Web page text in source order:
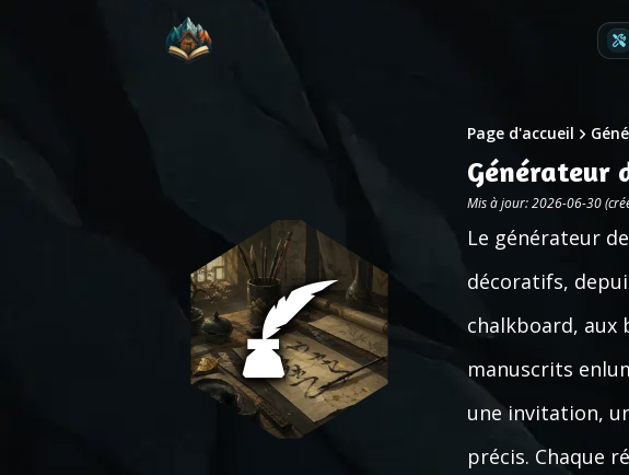
Page d'accueil
Générateur
Mis à jour: 2026-06-30
Le générateur
décoratifs,
chalkboard, aux
manuscrits
une invitation,
précis. Chaque